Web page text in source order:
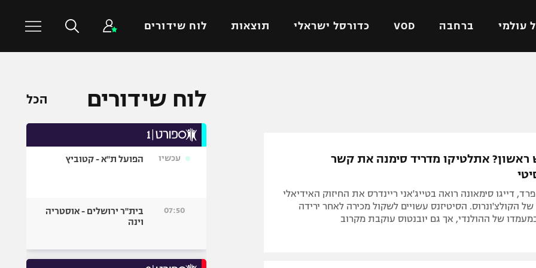
עולמי ברחבה VOD כדורסל ישראלי תוצאות לוח שידורים
ליגה גרמנית
ליגה איטלקית
ליגה צרפתית
מכבי תל אביב
הפועל ירושלים
דני אבדיה
כדורסל עולמי
כדורעף
ספורט אולימפי
היאבקות WWE
ראשון? אתלטיקו מדריד סימנה את קשר
דייגו סימאונה רואה בטייג'אני ריינדרס את החיזוק האידיאלי
הקולצ'ונרוס. הסיטיזנס עשויים לשקול מכירה לאחר ירידה
של ההולנדי, אך גם יובנטוס עוקבת מקרוב
לוח שידורים הכל
עכשיו הפועל ת"א - קטוביץ
07:50
בית"ר ירושלים - אוסטריה
וינה